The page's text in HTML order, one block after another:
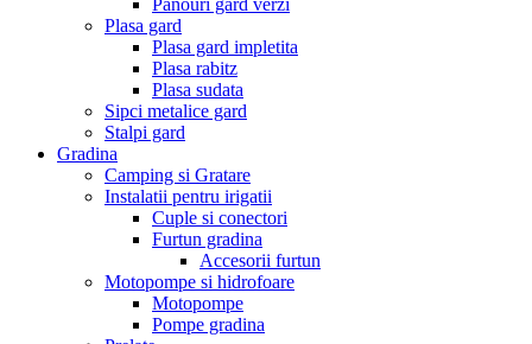
Panouri gard verzi
Plasa gard
Plasa gard impletita
Plasa rabitz
Plasa sudata
Sipci metalice gard
Stalpi gard
Gradina
Camping si Gratare
Instalatii pentru irigatii
Cuple si conectori
Furtun gradina
Accesorii furtun
Motopompe si hidrofoare
Motopompe
Pompe gradina